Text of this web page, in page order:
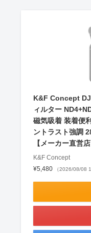
K&F Concept
ィルター
磁気吸着 装着便
ントラスト強調
【メーカー直営店
K&F Concept
¥5,480
（2026/08/08